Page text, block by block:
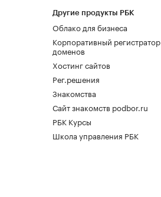
Другие продукты РБК
Облако для бизнеса
Корпоративный регистратор
доменов
Хостинг сайтов
Рег.решения
Знакомства
Сайт знакомств podbor.ru
РБК Курсы
Школа управления РБК